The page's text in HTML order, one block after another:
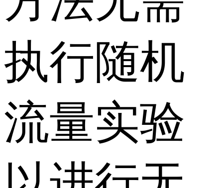
执行随机
流量实验